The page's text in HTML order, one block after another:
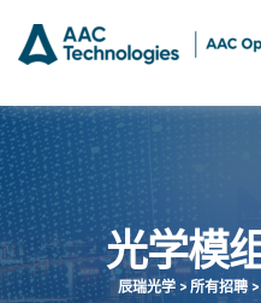
光学模
辰瑞光学 > 所有招聘>